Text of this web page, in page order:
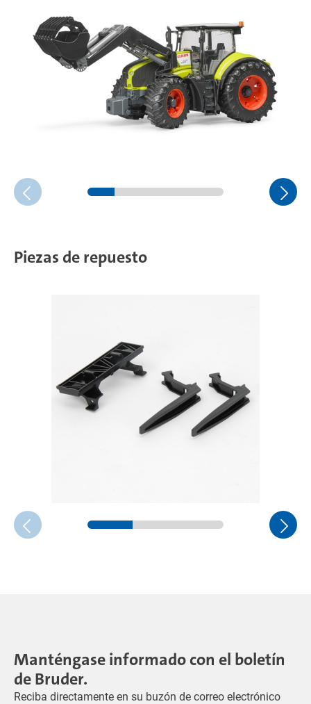
Piezas de repuesto
Manténgase informado con el boletín
de Bruder.
Reciba directamente en su buzón de correo electrónico